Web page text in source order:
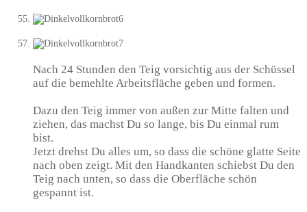
Nach 24 Stunden den Teig vorsichtig aus der Schüssel
auf die bemehlte Arbeitsfläche geben und formen.
Dazu den Teig immer von außen zur Mitte falten und
ziehen, das machst Du so lange, bis Du einmal rum
bist.
Jetzt drehst Du alles um, so dass die schöne glatte Seite
nach oben zeigt. Mit den Handkanten schiebst Du den
Teig nach unten, so dass die Oberfläche schön
gespannt ist.